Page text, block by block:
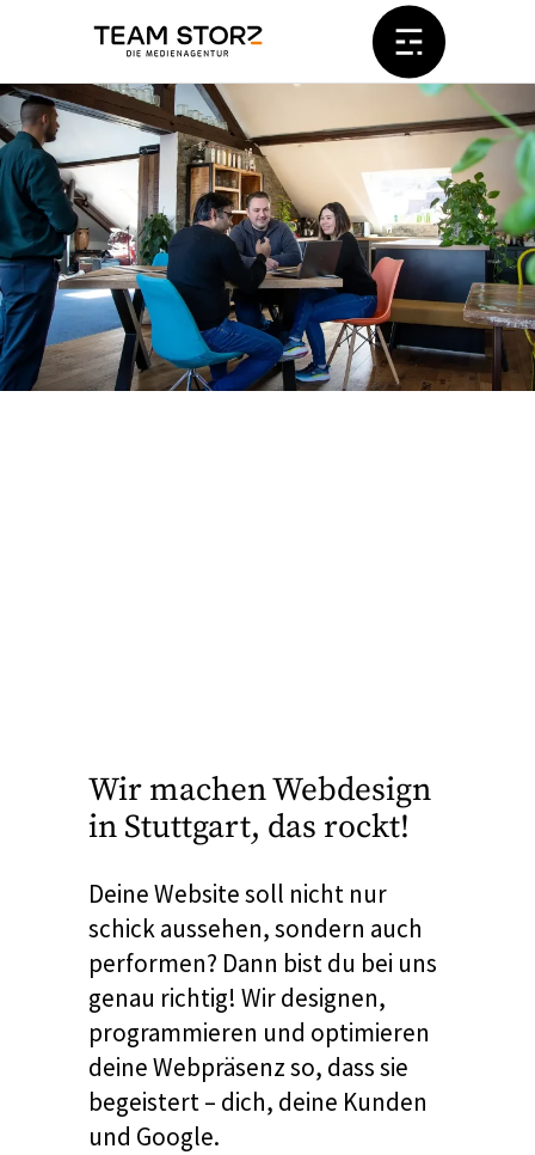
Wir machen Webdesign
in Stuttgart, das rockt!
Deine Website soll nicht nur
schick aussehen, sondern auch
performen? Dann bist du bei uns
genau richtig! Wir designen,
programmieren und optimieren
deine Webpräsenz so, dass sie
begeistert – dich, deine Kunden
und Google.